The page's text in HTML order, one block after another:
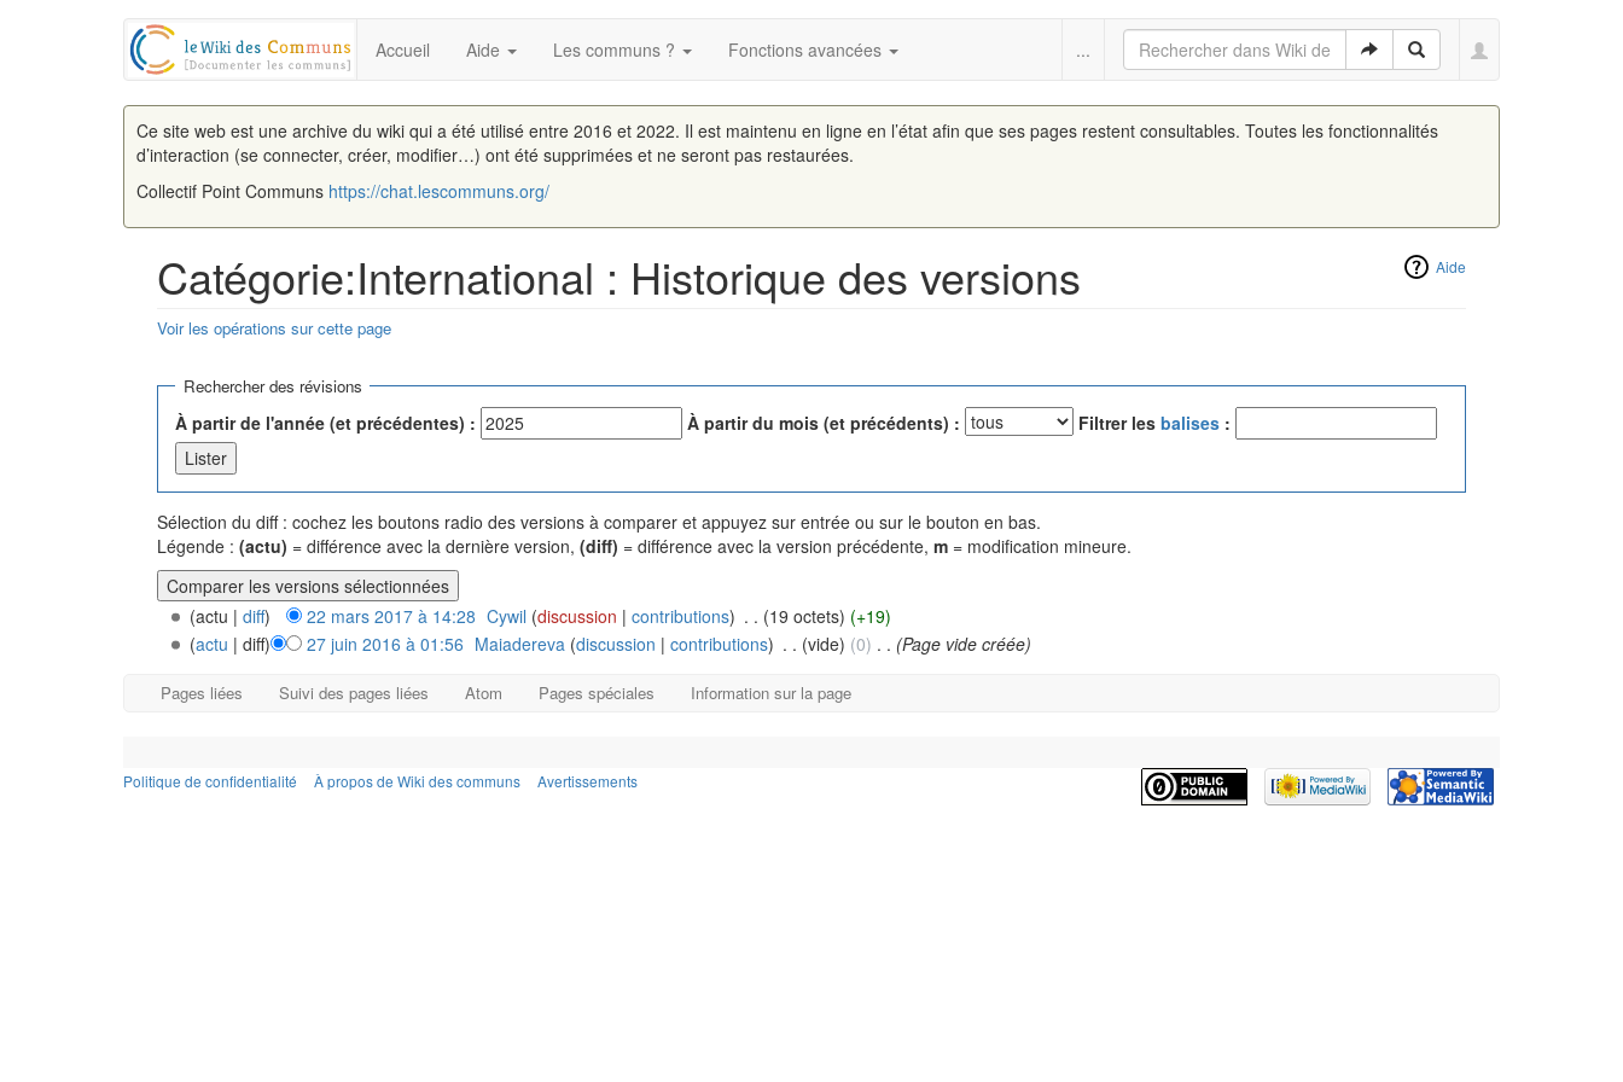
Accueil Aide Les communs ? Fonctions avancées ...
Ce site web est une archive du wiki qui a été utilisé entre 2016 et 2022. Il est maintenu en ligne en l’état afin que ses pages restent consultables. Toutes les fonctionnalités
d’interaction (se connecter, créer, modifier…) ont été supprimées et ne seront pas restaurées.
Collectif Point Communs https://chat.lescommuns.org/
Aide
Catégorie:International : Historique des versions
Voir les opérations sur cette page
Rechercher des révisions
À partir de l'année (et précédentes) : À partir du mois (et précédents) : Filtrer les balises :
Sélection du diff : cochez les boutons radio des versions à comparer et appuyez sur entrée ou sur le bouton en bas.
Légende : (actu) = différence avec la dernière version, (diff) = différence avec la version précédente, m = modification mineure.
(actu | diff) 22 mars 2017 à 14:28 Cywil (discussion |contributions) . . (19 octets) (+19)
(actu | diff) 27 juin 2016 à 01:56 Maiadereva (discussion |contributions) . . (vide) (0) . . (Page vide créée)
Pages liées Suivi des pages liées Atom Pages spéciales Information sur la page
Politique de confidentialité À propos de Wiki des communs Avertissements